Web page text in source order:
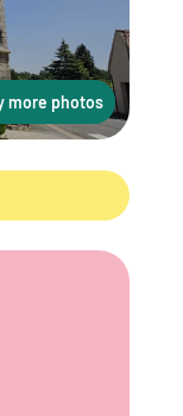
more photos